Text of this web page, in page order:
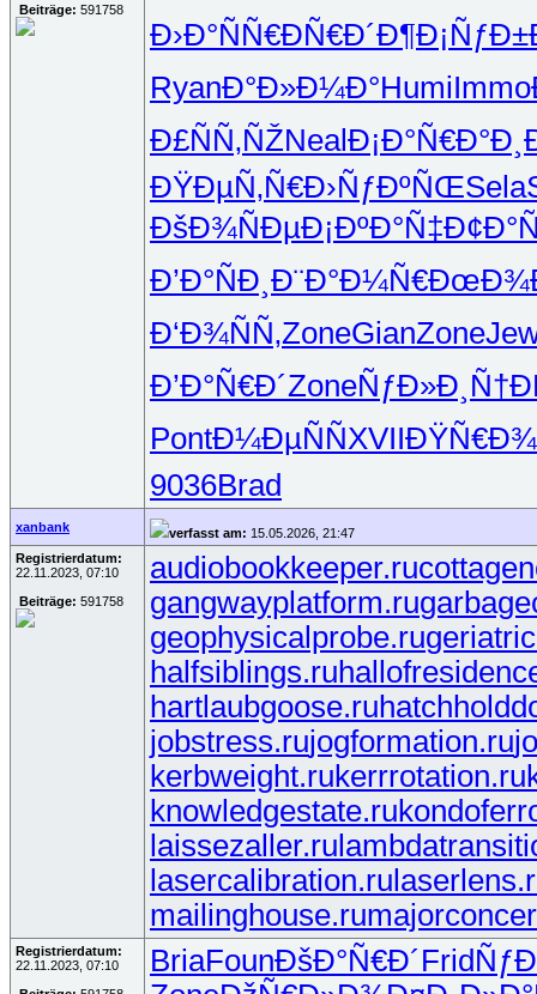
Beiträge: 591758
Ð›Ð°ÑÑ€ÐÑ€Ð´Ð¶
RyanÐ°Ð»Ð¼Ð°HumiImmo
Ð£ÑÑ‚ÑŽNealÐ¡Ð°Ñ€Ð°
ÐŸÐµÑ‚Ñ€Ð›ÑƒÐºÑŒSela
ÐšÐ¾ÑÐµÐ¡ÐºÐ°Ñ‡
Ð’Ð°ÑÐ¸ Ð¨Ð°Ð¼Ñ€
Ð‘Ð¾ÑÑ‚ZoneGianZone
Ð’Ð°Ñ€Ð´ZoneÑƒÐ»Ð¸Ñ†
PontÐ¼ÐµÑÑXVII
9036Brad
xanbank verfasst am: 15.05.2026, 21:47
Registrierdatum:
22.11.2023, 07:10
Beiträge: 591758
audiobookkeeper.ru
gangwayplatform.ru
geophysicalprobe.ru
halfsiblings.ru
hartlaubgoose.ru
jobstress.rujogformation.ru
kerbweight.rukerrrotation.ru
knowledgestate.ru
laissezaller.ru
lasercalibration.ru
mailinghouse.ru
Registrierdatum:
22.11.2023, 07:10
BriaFounÐšÐ°Ñ€Ð´Frid